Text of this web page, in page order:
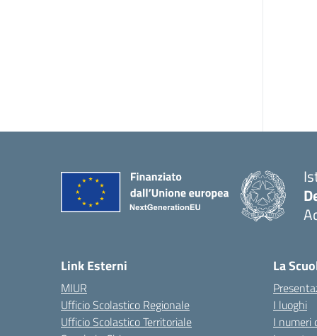
Link Esterni
MIUR
Ufficio Scolastico Regionale
Ufficio Scolastico Territoriale
La
I luoghi
I numeri